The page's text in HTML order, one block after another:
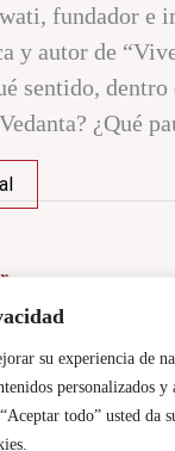
su experiencia de
personalizados y
todo” usted da
fundador
y autor de
sentido,
¿Qué